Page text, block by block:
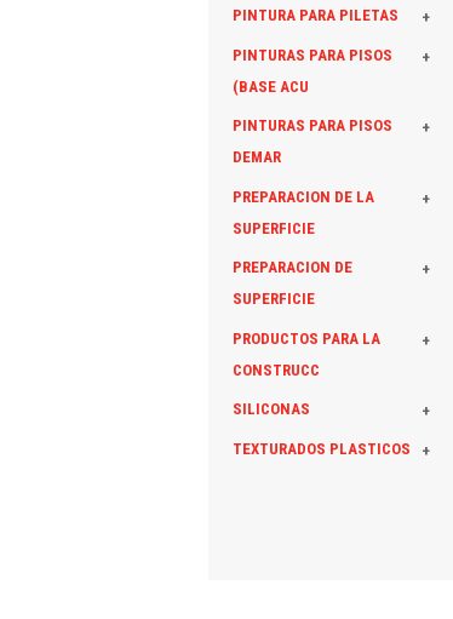
+
PINTURA PARA PILETAS
+
PINTURAS PARA PISOS
(BASE ACU
+
PINTURAS PARA PISOS
DEMAR
+
PREPARACION DE LA
SUPERFICIE
+
PREPARACION DE
SUPERFICIE
+
PRODUCTOS PARA LA
CONSTRUCC
+
SILICONAS
+
TEXTURADOS PLASTICOS